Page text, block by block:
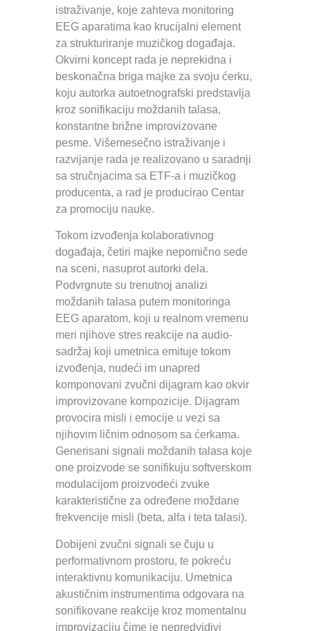
istraživanje, koje zahteva monitoring
EEG aparatima kao krucijalni element
za strukturiranje muzičkog događaja.
Okvirni koncept rada je neprekidna i
beskonačna briga majke za svoju ćerku,
koju autorka autoetnografski predstavlja
kroz sonifikaciju moždanih talasa,
konstantne brižne improvizovane
pesme. Višemesečno istraživanje i
razvijanje rada je realizovano u saradnji
sa stručnjacima sa ETF-a i muzičkog
producenta, a rad je producirao Centar
za promociju nauke.
Tokom izvođenja kolaborativnog
događaja, četiri majke nepomično sede
na sceni, nasuprot autorki dela.
Podvrgnute su trenutnoj analizi
moždanih talasa putem monitoringa
EEG aparatom, koji u realnom vremenu
meri njihove stres reakcije na audio-
sadržaj koji umetnica emituje tokom
izvođenja, nudeći im unapred
komponovani zvučni dijagram kao okvir
improvizovane kompozicije. Dijagram
provocira misli i emocije u vezi sa
njihovim ličnim odnosom sa ćerkama.
Generisani signali moždanih talasa koje
one proizvode se sonifikuju softverskom
modulacijom proizvodeći zvuke
karakteristične za određene moždane
frekvencije misli (beta, alfa i teta talasi).
Dobijeni zvučni signali se čuju u
performativnom prostoru, te pokreću
interaktivnu komunikaciju. Umetnica
akustičnim instrumentima odgovara na
sonifikovane reakcije kroz momentalnu
improvizaciju čime je nepredvidivi